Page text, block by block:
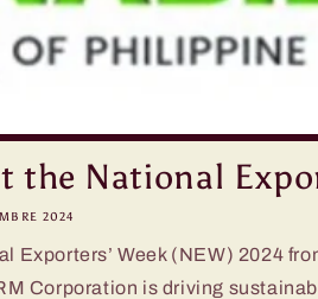
the National
2024
Week (NEW) 2024
Corporation is driving